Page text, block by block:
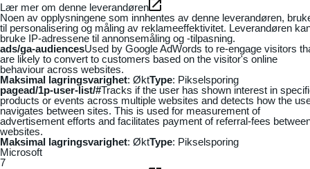
Lær mer om denne leverandøren
Noen av opplysningene som innhentes av denne leverandøren,
til personalisering og måling av reklameeffektivitet. Leverandøren
bruke IP-adressene til annonsemåling og -tilpasning.
ads/ga-audiencesUsed by Google AdWords to re-engage visitors
are likely to convert to customers based on the visitor's online
behaviour across websites.
Maksimal lagringsvarighet: ØktType: Pikselsporing
pagead/1p-user-list/#Tracks if the user has shown interest in
products or events across multiple websites and detects how the
navigates between sites. This is used for measurement of
advertisement efforts and facilitates payment of referral-fees
websites.
Maksimal lagringsvarighet: ØktType: Pikselsporing
Microsoft
7